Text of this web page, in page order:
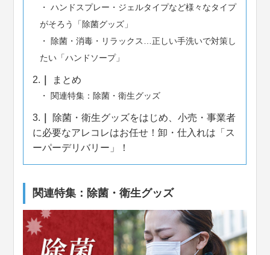
ハンドスプレー・ジェルタイプなど様々なタイプ
がそろう「除菌グッズ」
除菌・消毒・リラックス…正しい手洗いで対策し
たい「ハンドソープ」
2. まとめ
関連特集：除菌・衛生グッズ
3.
除菌・衛生グッズをはじめ、小売・事業者
に必要なアレコレはお任せ！卸・仕入れは「ス
ーパーデリバリー」！
関連特集：除菌・衛生グッズ